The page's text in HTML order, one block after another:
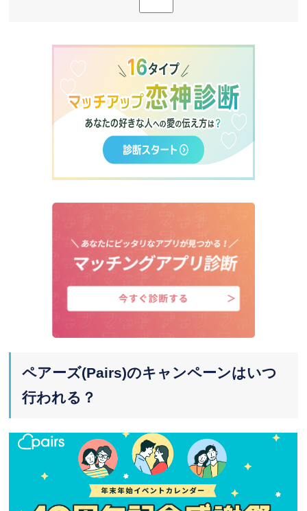
比較！課金で何が変わる？
ペアーズ(Pairs)の無料会員で男性がで
きること
ペアーズ(Pairs)の有料プランでできる
こと
ペアーズ(Pairs)のキャンペーンの利用方
2.初回マッチング
3.キャンペーン中に有料会員へ登録
4.24時間以内に友達紹介コードの入
力
アプリでペアーズを利用する場合の
通常料金
用する場合の通常料金
5.ペアーズ(Pairs)の通常とキャンペーン時
の料金比較
ペアーズ(Pairs)のキャンペーンはいつ
行われる？